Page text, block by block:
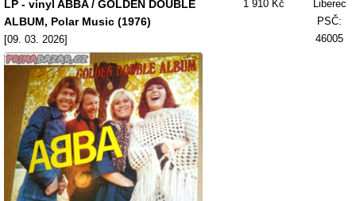
LP - vinyl ABBA / GOLDEN DOUBLE
ALBUM, Polar Music (1976)
[09. 03. 2026]
1 910 Kč
Liberec
PSČ:
46005